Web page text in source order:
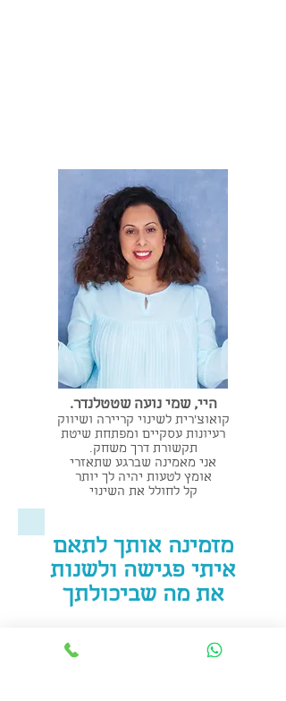
היי, שמי נועה שטטלנדר.
קואוצ'רית לשינוי קריירה ושיווק
רעיונות עסקיים ומפתחת שיטת
תקשורת דרך משחק.
אני מאמינה שברגע שתאזרי
אומץ לטעות יהיה לך יותר
קל לחולל את השינוי
מזמינה אותך לתאם
איתי פגישה ולשנות
את מה שביכולתך